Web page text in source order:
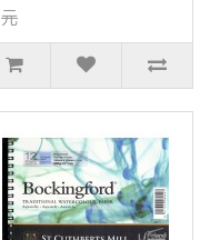
元